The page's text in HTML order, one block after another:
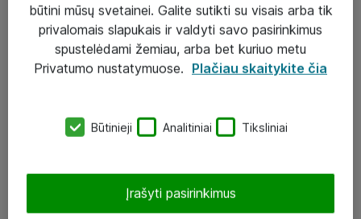
Įgyvendinti projektai
Atea ekspertų patarimai verslui
eShop@atea.lt
būtini mūsų svetainei. Galite sutikti su visais arba tik
privalomais slapukais ir valdyti savo pasirinkimus
spustelėdami žemiau, arba bet kuriuo metu
Privatumo nustatymuose. Plačiau skaitykite čia
Būtinieji Analitiniai Tiksliniai
Įrašyti pasirinkimus